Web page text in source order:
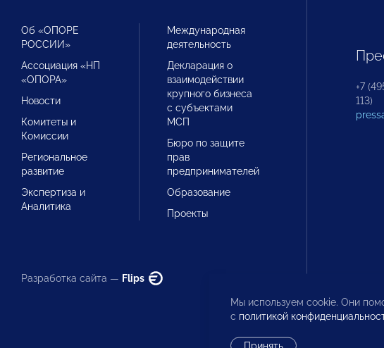
Об «ОПОРЕ
РОССИИ»
Ассоциация «НП
«ОПОРА»
Новости
Комитеты и
Комиссии
Региональное
развитие
Экспертиза и
Аналитика
Международная
деятельность
Декларация о
взаимодействии
крупного бизнеса
с субъектами
МСП
Бюро по защите
прав
предпринимателей
Образование
Проекты
Разработка сайта — Flips
+7
113)
Мы используем cookie. Они
с политикой
Принять